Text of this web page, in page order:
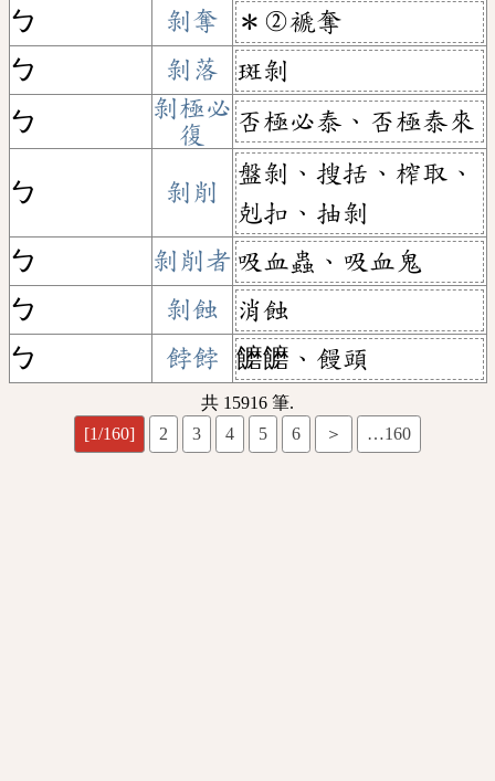
ㄅ
剝奪
＊②褫奪
ㄅ
剝落
斑剝
ㄅ
剝極必
復
否極必泰、否極泰來
ㄅ 剝削
盤剝、搜括、榨取、
剋扣、抽剝
ㄅ
剝削者 吸血蟲、吸血鬼
ㄅ
剝蝕
消蝕
ㄅ
餑餑 饝饝、饅頭
共 15916 筆.
[1/160]
2 3 4 5 6 ＞ …160